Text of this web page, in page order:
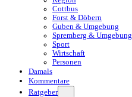
Cottbus
Forst & Döbern
Guben & Umgebung
Spremberg & Umgebung
Sport
Wirtschaft
Personen
Damals
Kommentare
Ratgeber